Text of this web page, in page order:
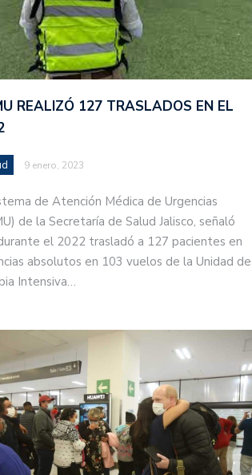
REALIZÓ 127 TRASLADOS EN EL
9 enero, 2023
de Atención Médica de Urgencias
de la Secretaría de Salud Jalisco, señaló
el 2022 trasladó a 127 pacientes en
absolutos en 103 vuelos de la Unidad de
Intensiva…